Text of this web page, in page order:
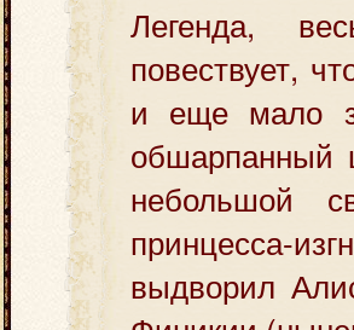
Легенда,
повествует,
и еще мало
обшарпанный
небольшой
принцесса-
выдворил